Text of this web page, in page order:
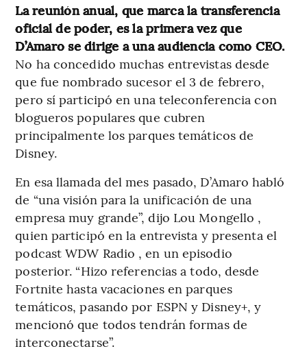
La reunión anual, que marca la transferencia
oficial de poder, es la primera vez que
D’Amaro se dirige a una audiencia como CEO.
No ha concedido muchas entrevistas desde
que fue nombrado sucesor el 3 de febrero,
pero sí participó en una teleconferencia con
blogueros populares que cubren
principalmente los parques temáticos de
Disney.
En esa llamada del mes pasado, D’Amaro habló
de “una visión para la unificación de una
empresa muy grande”, dijo Lou Mongello ,
quien participó en la entrevista y presenta el
podcast WDW Radio , en un episodio
posterior. “Hizo referencias a todo, desde
Fortnite hasta vacaciones en parques
temáticos, pasando por ESPN y Disney+, y
mencionó que todos tendrán formas de
interconectarse”.